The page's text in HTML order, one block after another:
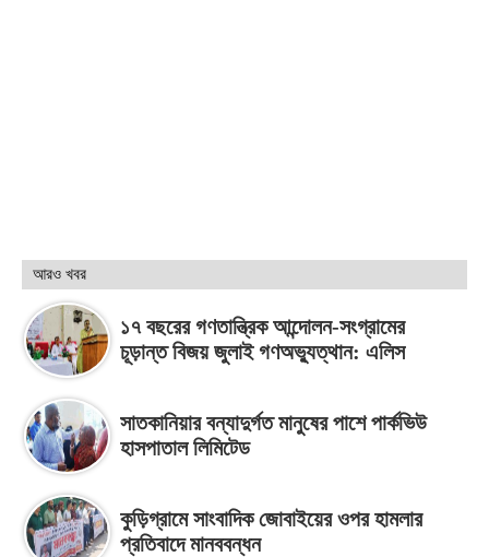
আরও খবর
১৭ বছরের গণতান্ত্রিক আন্দোলন-সংগ্রামের
চূড়ান্ত বিজয় জুলাই গণঅভ্যুত্থান: এলিস
সাতকানিয়ার বন্যাদুর্গত মানুষের পাশে পার্কভিউ
হাসপাতাল লিমিটেড
কুড়িগ্রামে সাংবাদিক জোবাইয়ের ওপর হামলার
প্রতিবাদে মানববন্ধন